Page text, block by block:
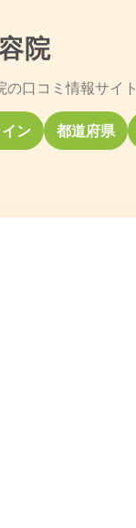
院
口コミ情報サイト
ン 都道府県